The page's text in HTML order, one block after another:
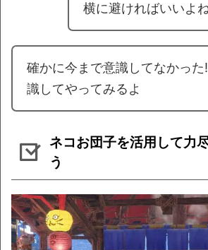
横に避ければいいよね
確かに今まで意識してなかった
識してやってみるよ
ネコお団子を活用して力
う